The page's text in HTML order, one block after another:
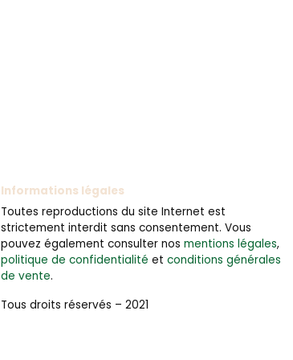
Informations légales
Toutes reproductions du site Internet est
strictement interdit sans consentement. Vous
pouvez également consulter nos mentions légales,
politique de confidentialité et conditions générales
de vente.
Tous droits réservés – 2021